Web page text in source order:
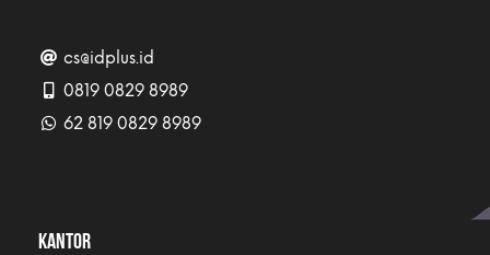
cs@idplus.id
0819 0829 8989
62 819 0829 8989
KANTOR